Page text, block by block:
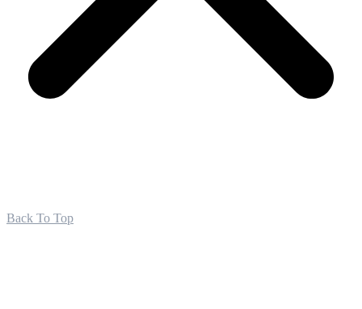
Back To Top